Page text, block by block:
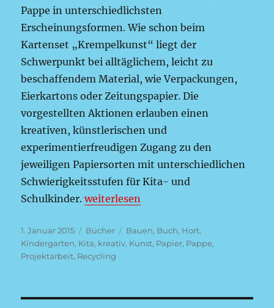
Pappe in unterschiedlichsten
Erscheinungsformen. Wie schon beim
Kartenset „Krempelkunst“ liegt der
Schwerpunkt bei alltäglichem, leicht zu
beschaffendem Material, wie Verpackungen,
Eierkartons oder Zeitungspapier. Die
vorgestellten Aktionen erlauben einen
kreativen, künstlerischen und
experimentierfreudigen Zugang zu den
jeweiligen Papiersorten mit unterschiedlichen
Schwierigkeitsstufen für Kita- und
Schulkinder.„Papier und Pappe – Werkstattkarten“
weiterlesen
Veröffentlicht
am
1. Januar 2015 Kategorien
Bücher Schlagwörter
Bauen, Buch, Hort,
Kindergarten, Kita, kreativ, Kunst, Papier, Pappe,
Projektarbeit, Recycling